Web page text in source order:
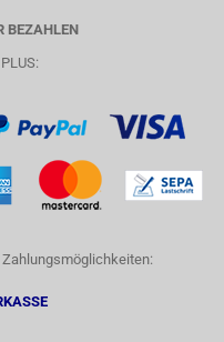
BEZAHLEN
Zahlungsmöglichkeiten: